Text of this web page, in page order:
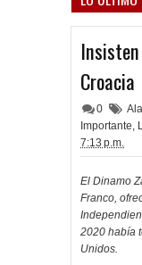
Croacia
0
Importante,
7:13 p.m.
El Dinamo
Franco,
2020 había
Unidos.